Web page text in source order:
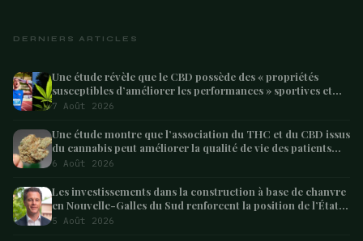
DERNIERS ARTICLES
Une étude révèle que le CBD possède des « propriétés
susceptibles d’améliorer les performances » sportives et
pourrait aider les athlètes à récupérer après l’effort
7 Août 2026
Une étude montre que l’association du THC et du CBD issus
du cannabis peut améliorer la qualité de vie des patients
atteints de démence – Marijuana Moment
6 Août 2026
Les investissements dans la construction à base de chanvre
en Nouvelle-Galles du Sud renforcent la position de l’État
en tant que leader australien
5 Août 2026